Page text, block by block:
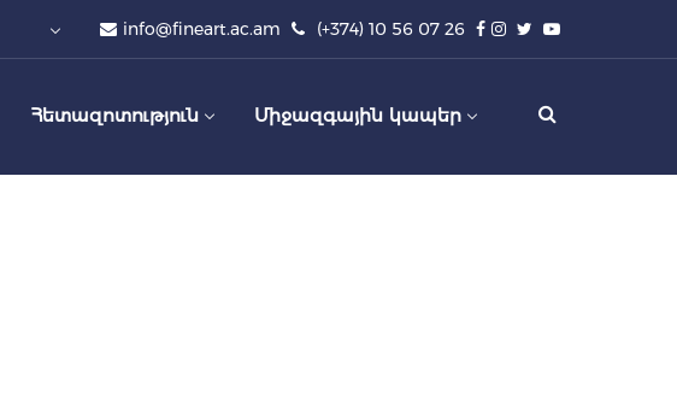
info@fineart.ac.am (+374) 10 56 07 26
Հետազոտություն Միջազգային կապեր